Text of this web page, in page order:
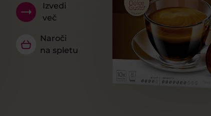
Izvedi
več
Naroči
na spletu